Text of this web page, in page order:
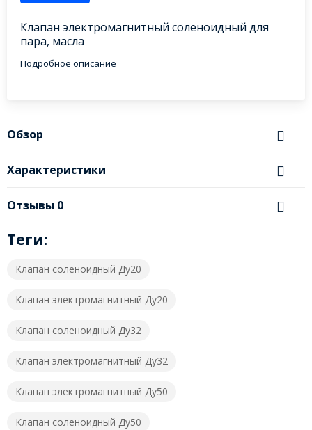
Клапан электромагнитный соленоидный для
пара, масла
Подробное описание
Обзор
Характеристики
Отзывы 0
Теги:
Клапан соленоидный Ду20
Клапан электромагнитный Ду20
Клапан соленоидный Ду32
Клапан электромагнитный Ду32
Клапан электромагнитный Ду50
Клапан соленоидный Ду50